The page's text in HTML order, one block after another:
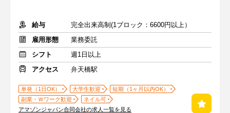
給与
完全出来高制(1ブロック：6600円以上）
雇用形態
業務委託
シフト
週1日以上
アクセス
弁天橋駅
単発（1日OK） 大学生歓迎
短期（1ヶ月以内OK）
副業・Ｗワーク歓迎
ネイル可
アマゾンジャパン合同会社の求人一覧を見る